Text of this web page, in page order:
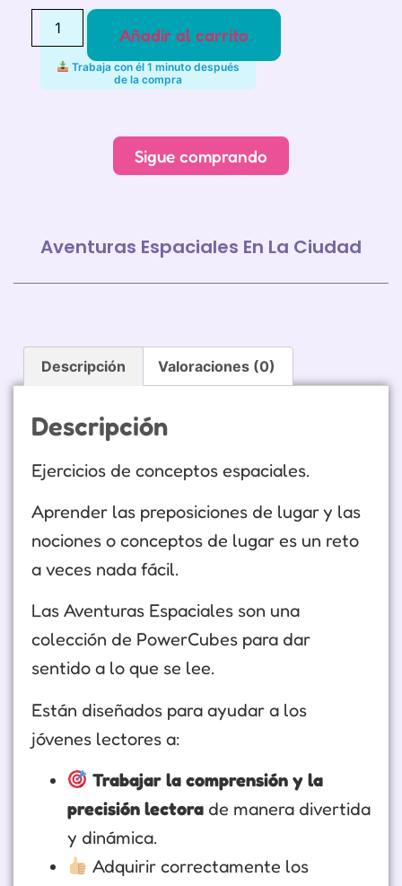
Añadir al carrito
Trabaja con él 1 minuto después
de la compra
Sigue comprando
Aventuras Espaciales En La Ciudad
Descripción Valoraciones (0)
Descripción
Ejercicios de conceptos espaciales.
Aprender las preposiciones de lugar y las
nociones o conceptos de lugar es un reto
a veces nada fácil.
Las Aventuras Espaciales son una
colección de PowerCubes para dar
sentido a lo que se lee.
Están diseñados para ayudar a los
jóvenes lectores a:
Trabajar la comprensión y la
precisión lectora de manera divertida
y dinámica.
Adquirir correctamente los